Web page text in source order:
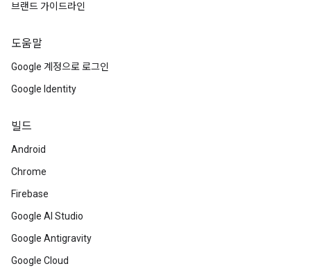
브랜드 가이드라인
도움말
Google 계정으로 로그인
Google Identity
빌드
Android
Chrome
Firebase
Google AI Studio
Google Antigravity
Google Cloud